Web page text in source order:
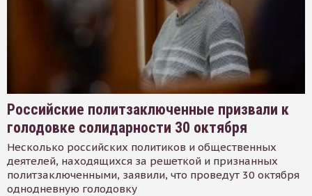
Российские политзаключенные призвали к
голодовке солидарности 30 октября
Несколько российских политиков и общественных
деятелей, находящихся за решеткой и признанных
политзаключенными, заявили, что проведут 30 октября
однодневную голодовку